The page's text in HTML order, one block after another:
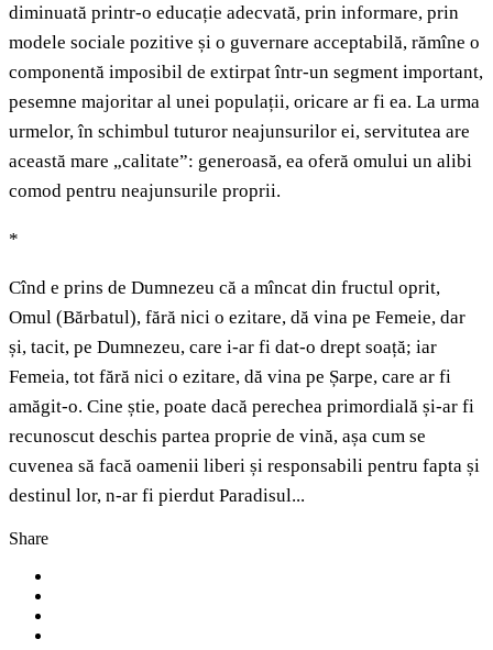
diminuată printr-o educație adecvată, prin informare, prin
modele sociale pozitive și o guvernare acceptabilă, rămîne o
componentă imposibil de extirpat într-un segment important,
pesemne majoritar al unei populații, oricare ar fi ea. La urma
urmelor, în schimbul tuturor neajunsurilor ei, servitutea are
această mare „calitate”: generoasă, ea oferă omului un alibi
comod pentru neajunsurile proprii.
*
Cînd e prins de Dumnezeu că a mîncat din fructul oprit,
Omul (Bărbatul), fără nici o ezitare, dă vina pe Femeie, dar
și, tacit, pe Dumnezeu, care i-ar fi dat-o drept soață; iar
Femeia, tot fără nici o ezitare, dă vina pe Șarpe, care ar fi
amăgit-o. Cine știe, poate dacă perechea primordială și-ar fi
recunoscut deschis partea proprie de vină, așa cum se
cuvenea să facă oamenii liberi și responsabili pentru fapta și
destinul lor, n-ar fi pierdut Paradisul...
Share